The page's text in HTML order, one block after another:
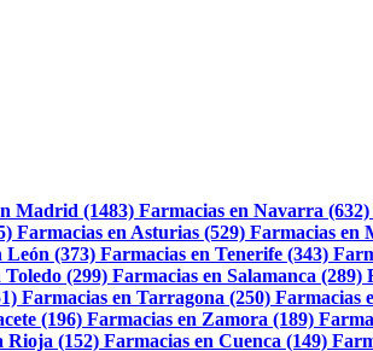
Madrid (1483) Farmacias en Navarra (632)
Farmacias en Asturias (529) Farmacias en
León (373) Farmacias en Tenerife (343)
(299) Farmacias en Salamanca (289)
Farmacias en Tarragona (250) Farmacias
(196) Farmacias en Zamora (189)
Rioja (152) Farmacias en Cuenca (149)